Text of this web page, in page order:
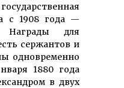
с 1908 года —
Награды для
сержантов и
одновременно
1880 года
в двух